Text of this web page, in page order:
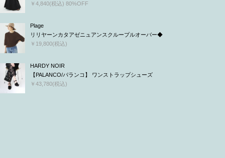
￥4,840(税込) 80%OFF
Plage
リリヤーンカタアゼニュアンスクループルオーバー◆
￥19,800(税込)
HARDY NOIR
【PALANCO/パランコ】 ワンストラップシューズ
￥43,780(税込)